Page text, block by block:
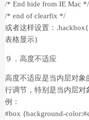
/* End hide from IE Mac */
/* end of clearfix */
或者这样设置：
表格显示}
９．高度不适应
高度不适应是当内层对
行调节，特别是当内层对
例：
#box {background-